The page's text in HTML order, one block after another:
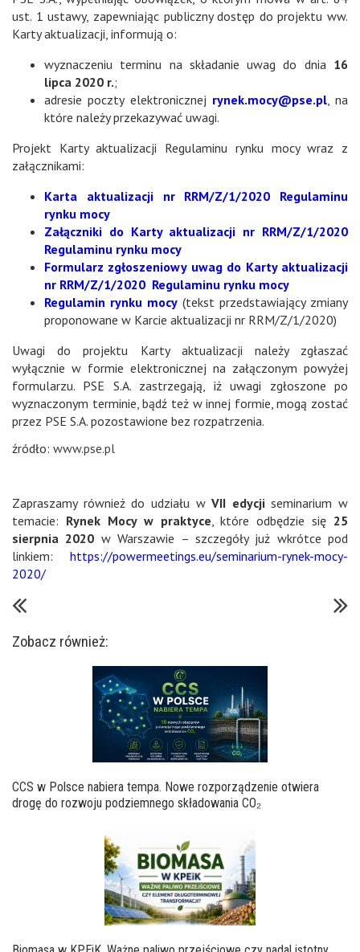
ust. 1 ustawy, zapewniając publiczny dostęp do projektu ww.
Karty aktualizacji, informują o:
wyznaczeniu terminu na składanie uwag do dnia 16
lipca 2020 r.;
adresie poczty elektronicznej rynek.mocy@pse.pl, na
które należy przekazywać uwagi.
Projekt Karty aktualizacji Regulaminu rynku mocy wraz z
załącznikami:
Karta aktualizacji nr RRM/Z/1/2020 Regulaminu
rynku mocy
Załączniki do Karty aktualizacji nr RRM/Z/1/2020
Regulaminu rynku mocy
Formularz zgłoszeniowy uwag do Karty aktualizacji
nr RRM/Z/1/2020 Regulaminu rynku mocy
Regulamin rynku mocy (tekst przedstawiający zmiany
proponowane w Karcie aktualizacji nr RRM/Z/1/2020)
Uwagi do projektu Karty aktualizacji należy zgłaszać
wyłącznie w formie elektronicznej na załączonym powyżej
formularzu. PSE S.A. zastrzegają, iż uwagi zgłoszone po
wyznaczonym terminie, bądź też w innej formie, mogą zostać
przez PSE S.A. pozostawione bez rozpatrzenia.
źródło: www.pse.pl
Zapraszamy również do udziału wVII edycjiseminarium w
temacie: Rynek Mocy w praktyce , które odbędzie się 25
sierpnia 2020 w Warszawie – szczegóły już wkrótce pod
linkiem: https://powermeetings.eu/seminarium-rynek-mocy-
2020/
Zobacz również:
CCS w Polsce nabiera tempa. Nowe rozporządzenie otwiera
drogę do rozwoju podziemnego składowania CO₂